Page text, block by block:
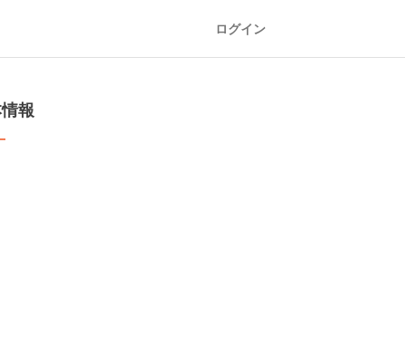
ログイン
報